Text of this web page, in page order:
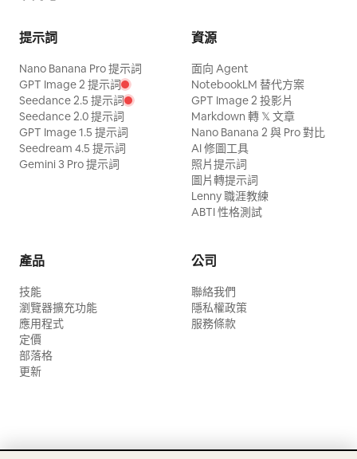
提示詞
Nano Banana Pro 提示詞
GPT Image 2 提示詞
Seedance 2.5 提示詞
Seedance 2.0 提示詞
GPT Image 1.5 提示詞
Seedream 4.5 提示詞
Gemini 3 Pro 提示詞
資源
面向 Agent
NotebookLM 替代方案
GPT Image 2 投影片
Markdown 轉 𝕏 文章
Nano Banana 2 與 Pro 對比
AI 修圖工具
照片提示詞
圖片轉提示詞
Lenny 職涯教練
ABTI 性格測試
產品
技能
瀏覽器擴充功能
應用程式
定價
部落格
更新
公司
聯絡我們
隱私權政策
服務條款